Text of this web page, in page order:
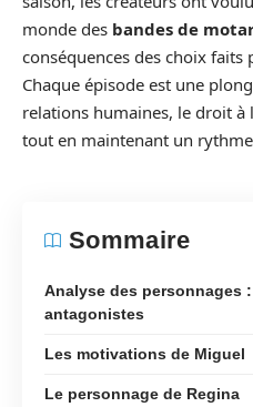
monde des bandes de
conséquences des choix faits
Chaque épisode est une
relations humaines, le droit à
tout en maintenant un
Sommaire
Analyse des personnages
antagonistes
Les motivations de Miguel
Le personnage de Regina